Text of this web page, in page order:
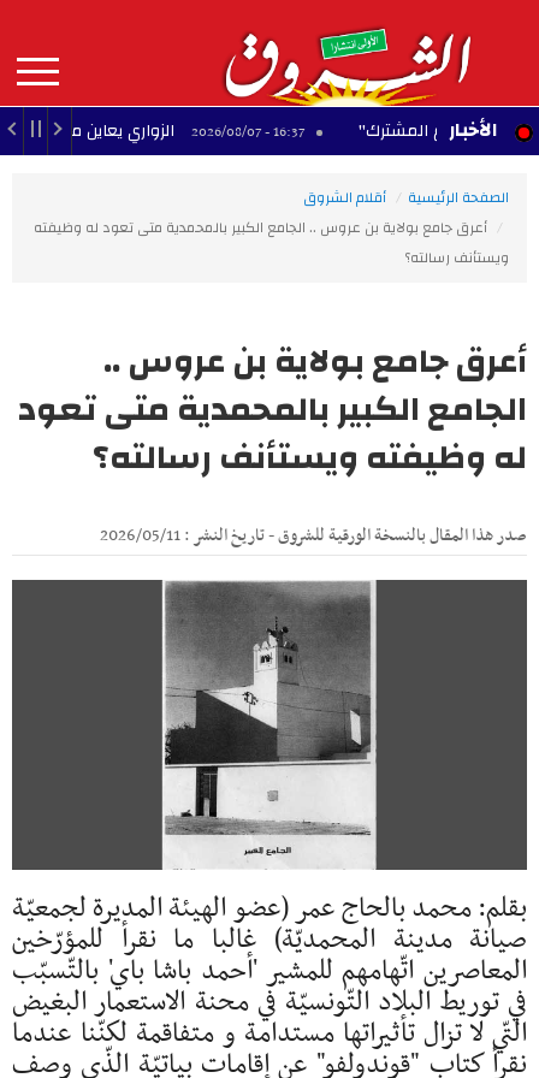
contenu
principal
MAIN
NAVIGATION الأخبار
للدفاع المشترك" 16:37 - 2026/08/07 الزواري يعاين مدخل
الصفحة الرئيسية
أقلام الشروق
أعرق جامع بولاية بن عروس .. الجامع الكبير بالمحمدية متى تعود له وظيفته
ويستأنف رسالته؟
أعرق جامع بولاية بن عروس ..
الجامع الكبير بالمحمدية متى تعود
له وظيفته ويستأنف رسالته؟
صدر هذا المقال بالنسخة الورقية للشروق - تاريخ النشر : 2026/05/11
بقلم: محمد بالحاج عمر (عضو الهيئة المديرة لجمعيّة
صيانة مدينة المحمديّة) غالبا ما نقرأ للمؤرّخين
المعاصرين اتّهامهم للمشير 'أحمد باشا باي' بالتّسبّب
في توريط البلاد التّونسيّة في محنة الاستعمار البغيض
التّي لا تزال تأثيراتها مستدامة و متفاقمة لكنّنا عندما
نقرأ كتاب "قوندولفو" عن إقامات بياتيّة الذّي وصف